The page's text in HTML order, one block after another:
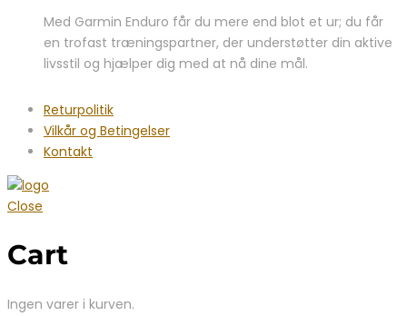
Med Garmin Enduro får du mere end blot et ur; du får
en trofast træningspartner, der understøtter din aktive
livsstil og hjælper dig med at nå dine mål.
Returpolitik
Vilkår og Betingelser
Kontakt
Close
Cart
Ingen varer i kurven.